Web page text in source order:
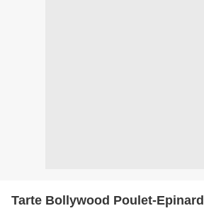
Tarte Bollywood Poulet-Epinard